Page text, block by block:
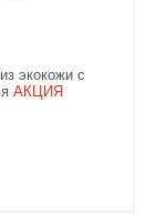
экокожи с
АКЦИЯ